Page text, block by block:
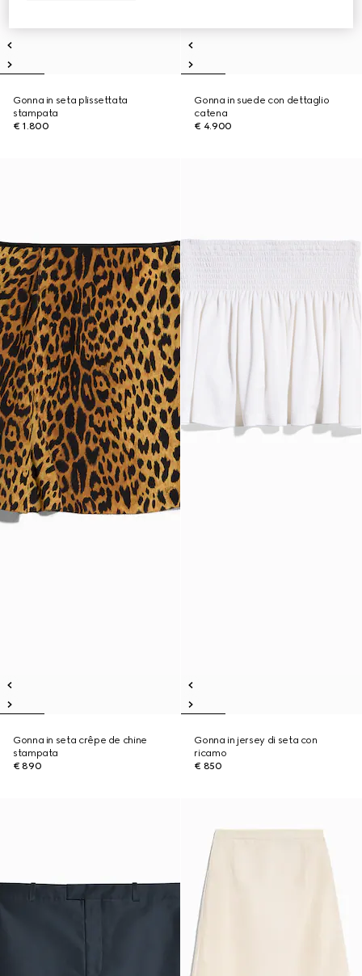
Gonna in seta plissettata
stampata
€ 1.800
Gonna in suede con dettaglio
catena
€ 4.900
Gonna in seta crêpe de chine
stampata
€ 890
Gonna in jersey di seta con
ricamo
€ 850